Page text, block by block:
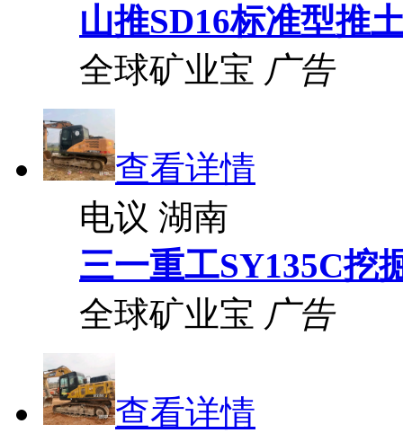
山推SD16标准型推
全球矿业宝 广告
查看详情
电议 湖南
三一重工SY135C挖
全球矿业宝 广告
查看详情